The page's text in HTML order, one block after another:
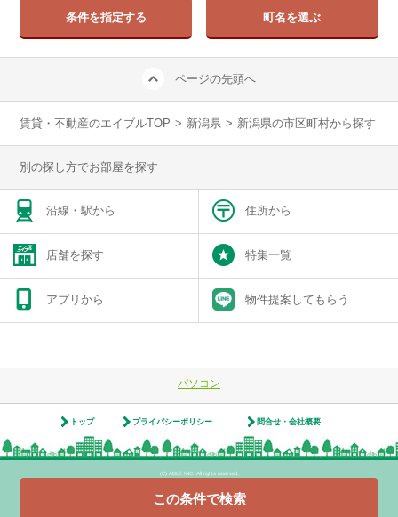
この条件で検索
条件を指定する 町名を選ぶ
ページの先頭へ
賃貸・不動産のエイブルTOP > 新潟県 > 新潟県の市区町村から探す
別の探し方でお部屋を探す
沿線・駅から 住所から
店舗を探す 特集一覧
アプリから 物件提案してもらう
パソコン
トップ プライバシーポリシー 問合せ・会社概要
(C) ABLE INC. All rights reserved.
学生の一人暮らし向け賃貸！エイブル進学応援部